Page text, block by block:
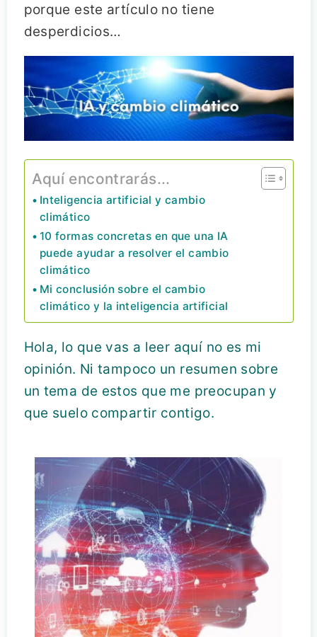
porque este artículo no tiene
desperdicios…
Aquí encontrarás...
Inteligencia artificial y cambio
climático
10 formas concretas en que una IA
puede ayudar a resolver el cambio
climático
Mi conclusión sobre el cambio
climático y la inteligencia artificial
Hola, lo que vas a leer aquí no es mi
opinión. Ni tampoco un resumen sobre
un tema de estos que me preocupan y
que suelo compartir contigo.